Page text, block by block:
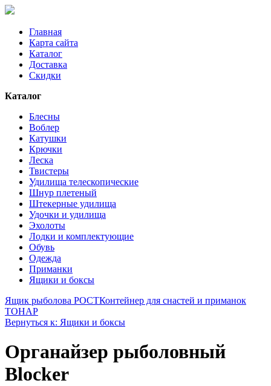
Главная
Карта сайта
Каталог
Доставка
Скидки
Каталог
Блесны
Воблер
Катушки
Крючки
Леска
Твистеры
Удилища телескопические
Шнур плетеный
Штекерные удилища
Удочки и удилища
Эхолоты
Лодки и комплектующие
Обувь
Одежда
Приманки
Ящики и боксы
Ящик рыболова РОСТКонтейнер для снастей и приманок
ТОНАР
Вернуться к: Ящики и боксы
Органайзер рыболовный
Blocker